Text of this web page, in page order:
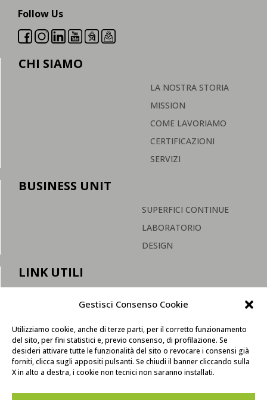
Gestisci Consenso Cookie
Utilizziamo cookie, anche di terze parti, per il corretto funzionamento
del sito, per fini statistici e, previo consenso, di profilazione. Se
desideri attivare tutte le funzionalità del sito o revocare i consensi già
forniti, clicca sugli appositi pulsanti. Se chiudi il banner cliccando sulla
X in alto a destra, i cookie non tecnici non saranno installati.
Follow Us
CHI SIAMO
LA NOSTRA STORIA
MISSION
COME LAVORIAMO
CERTIFICAZIONI
SERVIZI
BUSINESS UNIT
SUPERFICI CONTINUE
LABORATORIO
DESIGN
LINK UTILI
SHOP